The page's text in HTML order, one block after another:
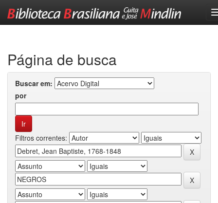
Página de busca
Buscar em:
por
Filtros correntes: